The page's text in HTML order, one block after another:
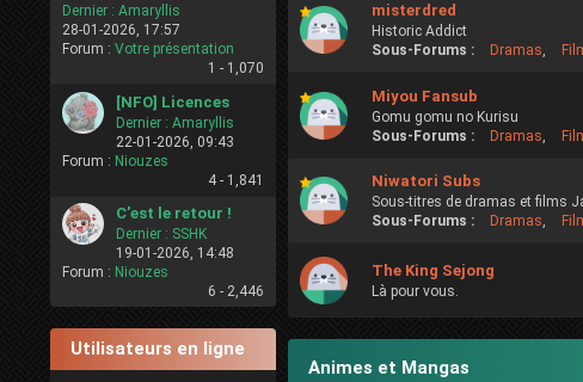
Dernier : Amaryllis
28-01-2026, 17:57
Forum : Votre présentation
1 - 1,070
[NFO] Licences
Dernier : Amaryllis
22-01-2026, 09:43
Forum : Niouzes
4 - 1,841
C'est le retour !
Dernier : SSHK
19-01-2026, 14:48
Forum : Niouzes
6 - 2,446
Utilisateurs en ligne
misterdred
Historic Addict
Sous-Forums :
Dramas,
Miyou Fansub
Gomu gomu no Kurisu
Sous-Forums :
Dramas,
Niwatori Subs
Sous-titres de dramas et films
Sous-Forums :
Dramas,
The King Sejong
Là pour vous.
Animes et Mangas